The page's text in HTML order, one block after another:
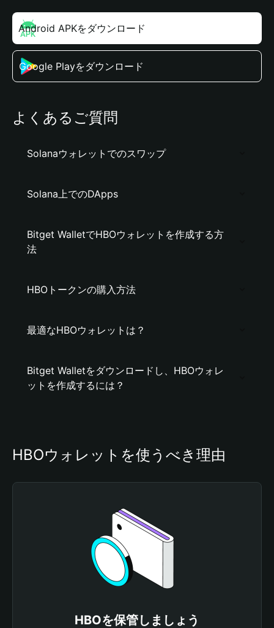
Android APKをダウンロード
Google Playをダウンロード
よくあるご質問
Solanaウォレットでのスワップ
Solana上でのDApps
Bitget WalletでHBOウォレットを作成する方
法
HBOトークンの購入方法
最適なHBOウォレットは？
Bitget Walletをダウンロードし、HBOウォレ
ットを作成するには？
HBOウォレットを使うべき理由
HBOを保管しましょう